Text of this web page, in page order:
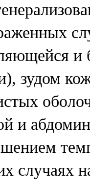
и
зудом
и
случаях